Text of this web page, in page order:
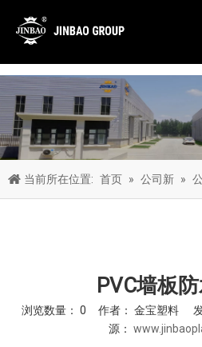
当前所在位置: 首页 » 公司新 »
PVC墙板
浏览数量： 0 作者： 金宝塑料
源：